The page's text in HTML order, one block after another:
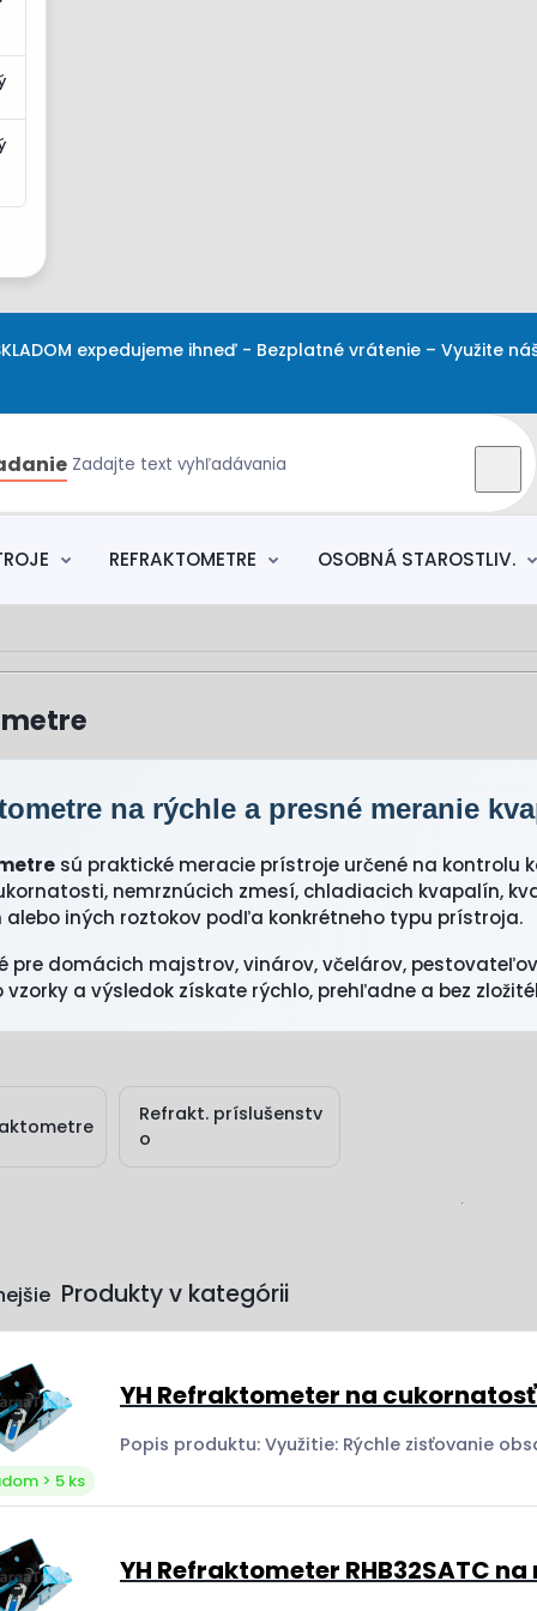
expedujeme ihneď - Bezplatné vrátenie – Využite
REFRAKTOMETRE OSOBNÁ STAROSTLIV.
na rýchle a presné meranie
sú praktické meracie prístroje určené na kontrolu
nemrznúcich zmesí, chladiacich kvapalín,
iných roztokov podľa konkrétneho typu prístroja.
pre domácich majstrov, vinárov, včelárov,
vzorky a výsledok získate rýchlo, prehľadne a bez
Refrakt. príslušenstv
o
YH Refraktometer na cukornatosť
> 5 ks